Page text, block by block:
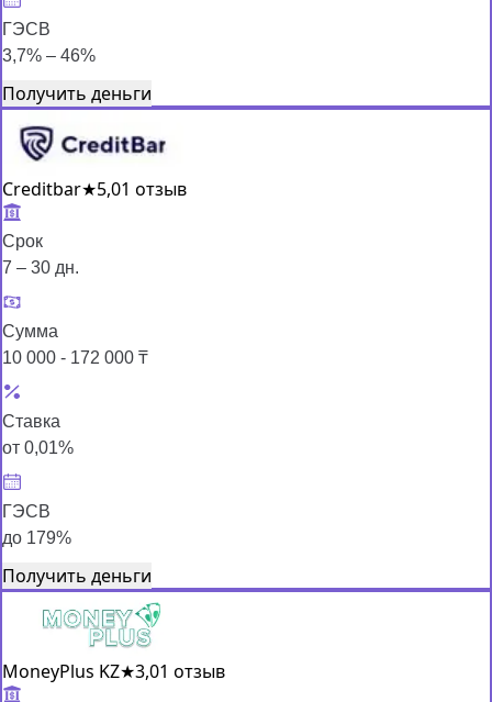
ГЭСВ
3,7% – 46%
Получить деньги
Creditbar★5,01 отзыв
Срок
7 – 30 дн.
Сумма
10 000 - 172 000 ₸
Ставка
от 0,01%
ГЭСВ
до 179%
Получить деньги
MoneyPlus KZ★3,01 отзыв